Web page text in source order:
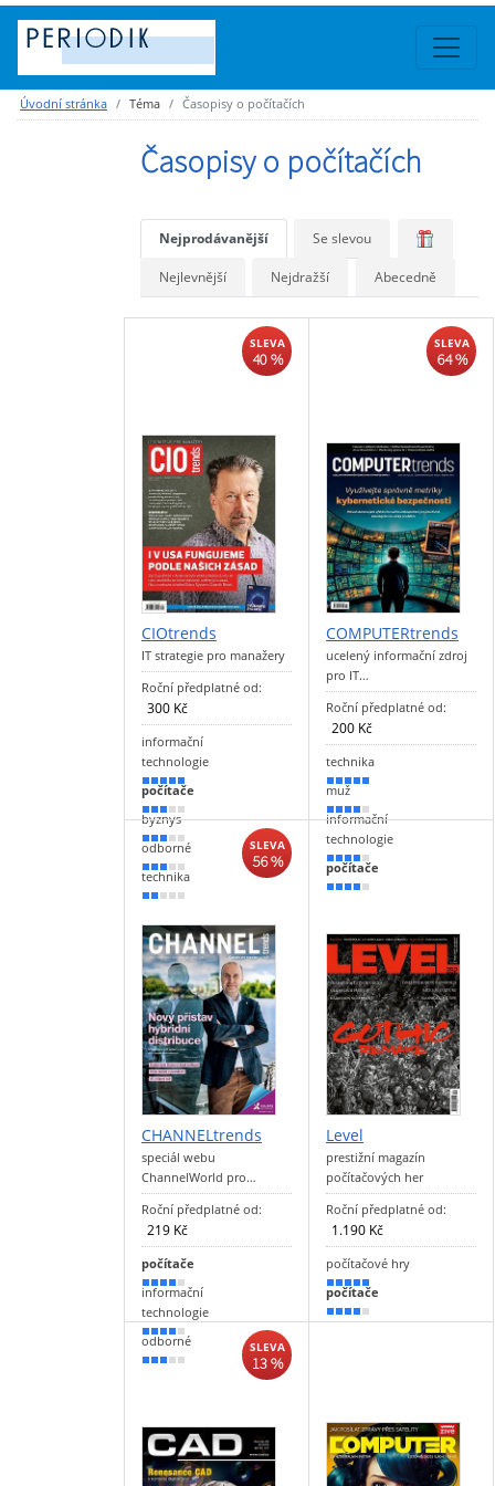
Úvodní stránka Téma Časopisy o počítačích
Časopisy o počítačích
Nejprodávanější Se slevou
Nejlevnější Nejdražší Abecedně
SLEVA
40 %
CIOtrends
IT strategie pro manažery
Roční předplatné od:
300 Kč
informační
technologie
100 %
počítače
60 %
byznys
60 %
odborné
50 %
technika
40 %
SLEVA
64 %
COMPUTERtrends
ucelený informační zdroj
pro IT…
Roční předplatné od:
200 Kč
technika
90 %
muž
80 %
informační
technologie
80 %
počítače
70 %
SLEVA
56 %
CHANNELtrends
speciál webu
ChannelWorld pro…
Roční předplatné od:
219 Kč
počítače
80 %
informační
technologie
70 %
odborné
50 %
Level
prestižní magazín
počítačových her
Roční předplatné od:
1.190 Kč
počítačové hry
90 %
počítače
70 %
SLEVA
13 %